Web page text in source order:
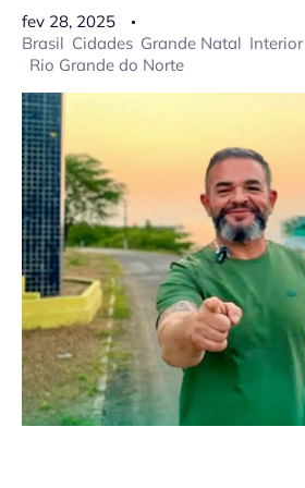
fev 28, 2025
Brasil Cidades Grande Natal Interior
Rio Grande do Norte